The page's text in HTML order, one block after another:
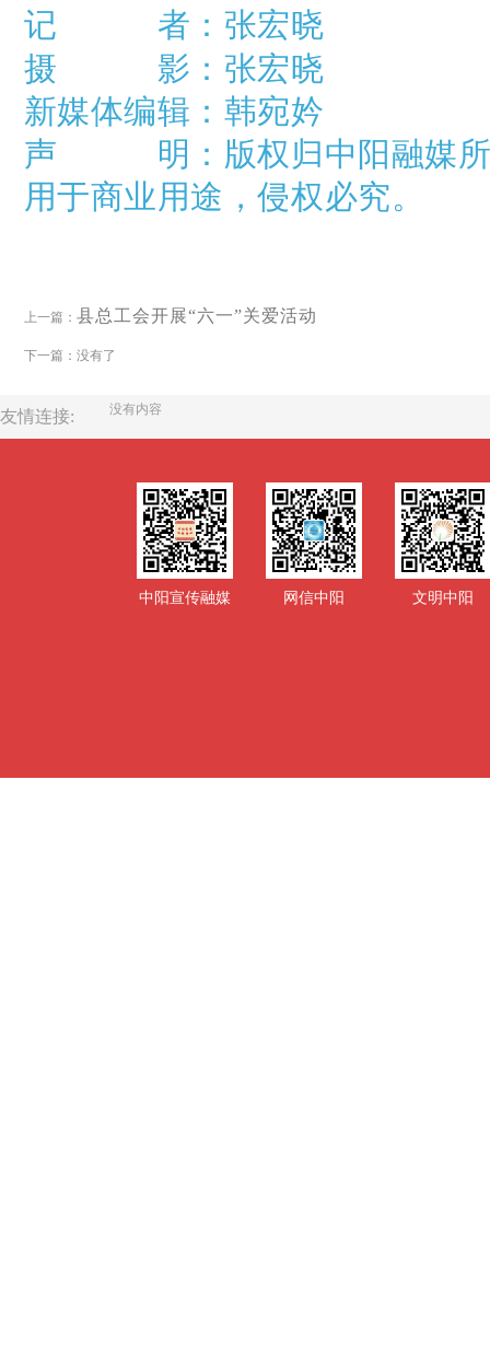
记 者：张宏晓
摄 影：张宏晓
新媒体编辑：韩宛妗
声 明： 版权归中阳融媒
用于商业用途，侵权必究。
上一篇： 县总工会开展“六一”关爱活动
下一篇：没有了
友情连接: 没有内容
中阳宣传融媒 网信中阳 文明中阳